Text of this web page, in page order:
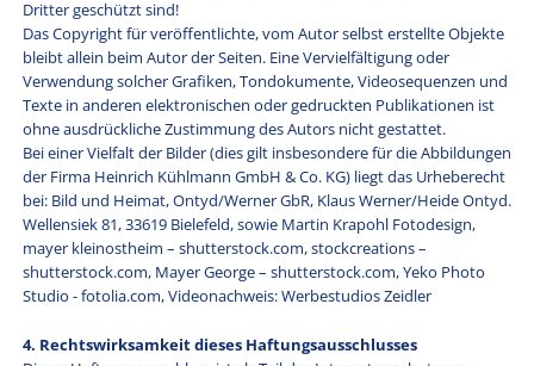
Dritter geschützt sind!
Das Copyright für veröffentlichte, vom Autor selbst erstellte Objekte
bleibt allein beim Autor der Seiten. Eine Vervielfältigung oder
Verwendung solcher Grafiken, Tondokumente, Videosequenzen und
Texte in anderen elektronischen oder gedruckten Publikationen ist
ohne ausdrückliche Zustimmung des Autors nicht gestattet.
Bei einer Vielfalt der Bilder (dies gilt insbesondere für die Abbildungen
der Firma Heinrich Kühlmann GmbH & Co. KG) liegt das Urheberecht
bei: Bild und Heimat, Ontyd/Werner GbR, Klaus Werner/Heide Ontyd.
Wellensiek 81, 33619 Bielefeld, sowie Martin Krapohl Fotodesign,
mayer kleinostheim – shutterstock.com, stockcreations –
shutterstock.com, Mayer George – shutterstock.com, Yeko Photo
Studio - fotolia.com, Videonachweis: Werbestudios Zeidler
4. Rechtswirksamkeit dieses Haftungsausschlusses